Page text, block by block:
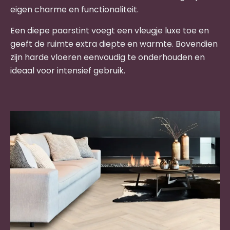
eigen charme en functionaliteit.
Een diepe paarstint voegt een vleugje luxe toe en
geeft de ruimte extra diepte en warmte. Bovendien
zijn harde vloeren eenvoudig te onderhouden en
ideaal voor intensief gebruik.